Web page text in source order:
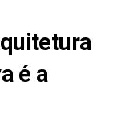
é a